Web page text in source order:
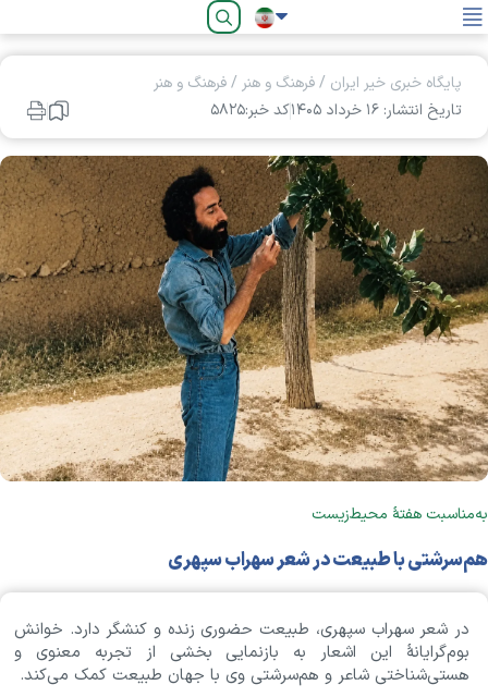
فارسی
پایگاه خبری خیر ایران /فرهنگ و هنر /فرهنگ و هنر
تاریخ انتشار: ۱۶ خرداد ۱۴۰۵
کد خبر:۵۸۲۵
به‌مناسبت هفتهٔ محیط‌زیست
هم‌سرشتی با طبیعت در شعر سهراب سپهری
در شعر سهراب سپهری، طبیعت حضوری زنده و کنشگر دارد. خوانش
بوم‌گرایانهٔ این اشعار به بازنمایی بخشی از تجربه معنوی و
هستی‌شناختی شاعر و هم‌سرشتی وی با جهان طبیعت کمک می‌کند.